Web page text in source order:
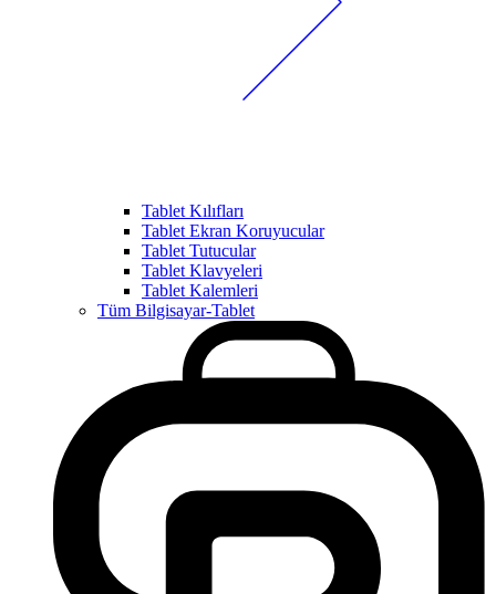
Tablet Kılıfları
Tablet Ekran Koruyucular
Tablet Tutucular
Tablet Klavyeleri
Tablet Kalemleri
Tüm Bilgisayar-Tablet